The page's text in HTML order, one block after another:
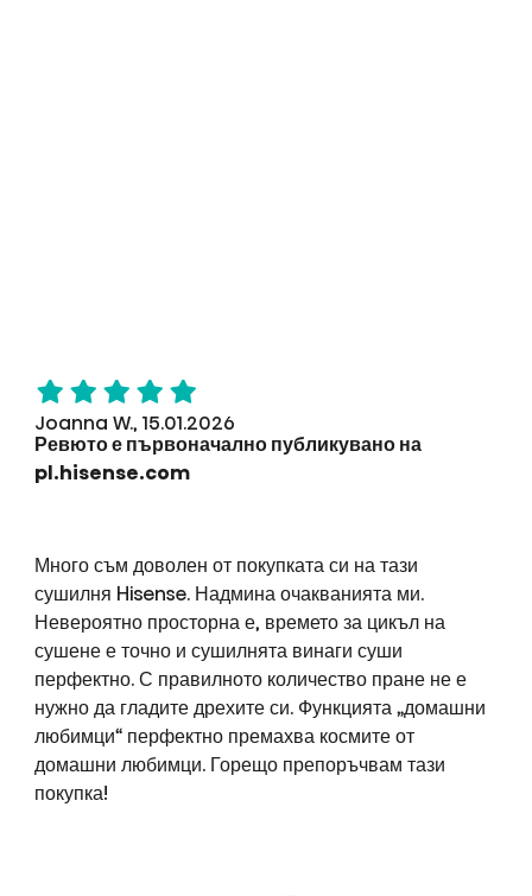
Joanna W., 15.01.2026
Ревюто е първоначално публикувано на
pl.hisense.com
Много съм доволен от покупката си на тази
сушилня Hisense. Надмина очакванията ми.
Невероятно просторна е, времето за цикъл на
сушене е точно и сушилнята винаги суши
перфектно. С правилното количество пране не е
нужно да гладите дрехите си. Функцията „домашни
любимци“ перфектно премахва космите от
домашни любимци. Горещо препоръчвам тази
покупка!